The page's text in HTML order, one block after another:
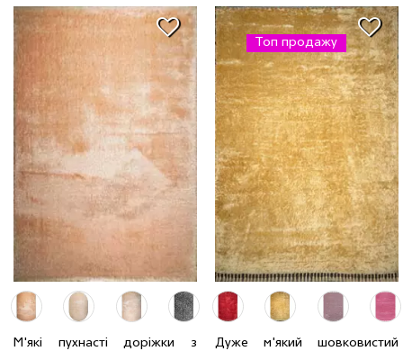
М'які пухнасті доріжки з
Топ продажу
Дуже м'який шовковистий